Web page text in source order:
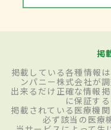
掲
掲載している各種情報
ンパニー株式会社が
出来るだけ正確な情報
に保証す
掲載されている医療機
必ず該当の医療